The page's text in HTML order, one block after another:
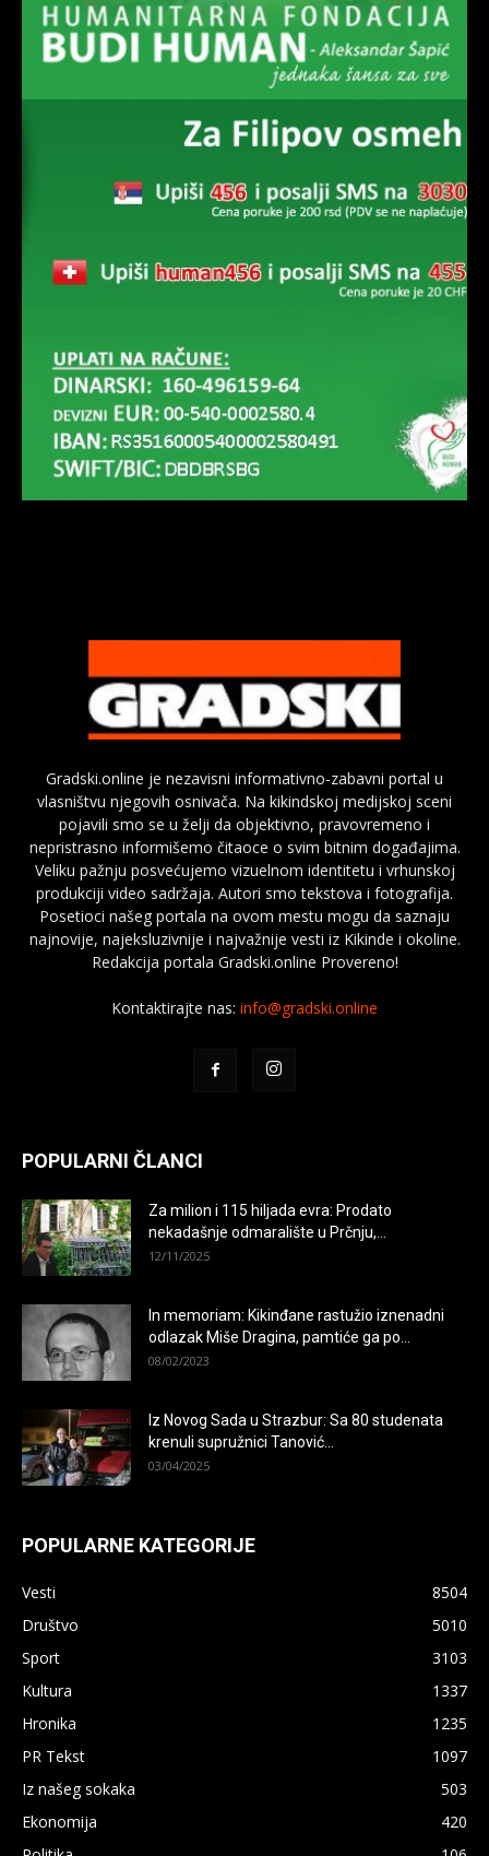
Gradski.online je nezavisni informativno-zabavni portal u
vlasništvu njegovih osnivača. Na kikindskoj medijskoj sceni
pojavili smo se u želji da objektivno, pravovremeno i
nepristrasno informišemo čitaoce o svim bitnim događajima.
Veliku pažnju posvećujemo vizuelnom identitetu i vrhunskoj
produkciji video sadržaja. Autori smo tekstova i fotografija.
Posetioci našeg portala na ovom mestu mogu da saznaju
najnovije, najeksluzivnije i najvažnije vesti iz Kikinde i okoline.
Redakcija portala Gradski.online Provereno!
Kontaktirajte nas: info@gradski.online
POPULARNI ČLANCI
Za milion i 115 hiljada evra: Prodato
nekadašnje odmaralište u Prčnju,...
12/11/2025
In memoriam: Kikinđane rastužio iznenadni
odlazak Miše Dragina, pamtiće ga po...
08/02/2023
Iz Novog Sada u Strazbur: Sa 80 studenata
krenuli supružnici Tanović...
03/04/2025
POPULARNE KATEGORIJE
Vesti
8504
Društvo
5010
Sport
3103
Kultura
1337
Hronika
1235
PR Tekst
1097
Iz našeg sokaka
503
Ekonomija
420